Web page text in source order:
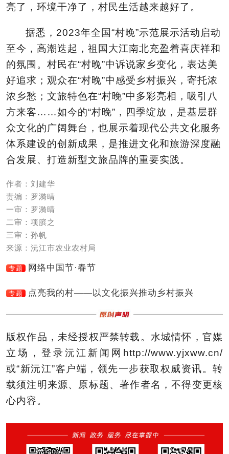
亮了，环境干净了，村民生活越来越好了。
据悉，2023年全国“村晚”示范展示活动启动
至今，高潮迭起，祖国大江南北充盈着喜庆祥和
的氛围。村民在“村晚”中诉说家乡变化，表达美
好追求；观众在“村晚”中感受乡村振兴，寄托浓
浓乡愁；文旅特色在“村晚”中多彩亮相，吸引八
方来客……如今的“村晚”，四季绽放，是基层群
众文化的广阔舞台，也展示着现代公共文化服务
体系建设的创新成果，是推进文化和旅游深度融
合发展、打造新型文旅品牌的重要实践。
作者：刘建华
责编：罗漪晴
一审：罗漪晴
二审：项膑之
三审：孙帆
来源：沅江市农业农村局
专题 网络中国节·春节
专题 点亮我的村——以文化振兴推动乡村振兴
版权作品，未经授权严禁转载。水城情怀，官媒
立场，登录沅江新闻网http://www.yjxww.cn/
或“新沅江”客户端，领先一步获取权威资讯。转
载须注明来源、原标题、著作者名，不得变更核
心内容。